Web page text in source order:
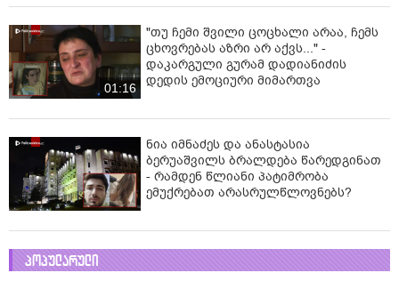
01:16
"თუ ჩემი შვილი ცოცხალი არაა, ჩემს
ცხოვრებას აზრი არ აქვს..." -
დაკარგული გურამ დადიანიძის
დედის ემოციური მიმართვა
ნია იმნაძეს და ანასტასია
ბერუაშვილს ბრალდება წარედგინათ
- რამდენ წლიანი პატიმრობა
ემუქრებათ არასრულწლოვნებს?
პოპულარული